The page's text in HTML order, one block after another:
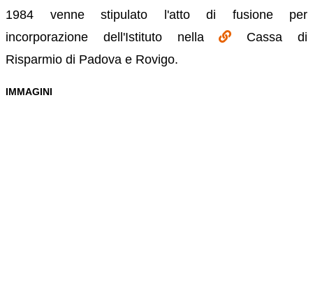
1984 venne stipulato l'atto di fusione per
incorporazione dell'Istituto nella
Cassa di
Risparmio di Padova e Rovigo.
IMMAGINI